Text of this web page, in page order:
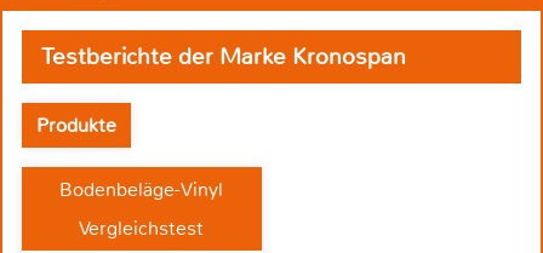
Testberichte der Marke Kronospan
Produkte
Bodenbeläge-Vinyl
Vergleichstest